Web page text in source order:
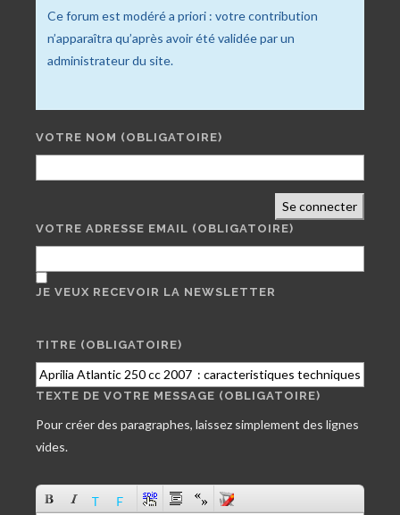
Ce forum est modéré a priori : votre contribution
n’apparaîtra qu’après avoir été validée par un
administrateur du site.
VOTRE NOM (OBLIGATOIRE)
Se connecter
VOTRE ADRESSE EMAIL (OBLIGATOIRE)
JE VEUX RECEVOIR LA NEWSLETTER
TITRE (OBLIGATOIRE)
TEXTE DE VOTRE MESSAGE (OBLIGATOIRE)
Pour créer des paragraphes, laissez simplement des lignes
vides.